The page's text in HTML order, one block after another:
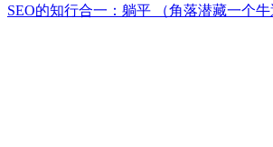
SEO的知行合一：躺平 （角落潜藏一个牛